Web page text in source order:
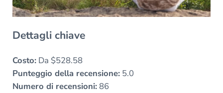
Dettagli chiave
Costo:Da $528.58
Punteggio della recensione:5.0
Numero di recensioni:86